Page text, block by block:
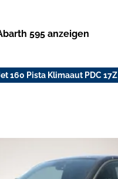
595 anzeigen
160 Pista Klimaaut PDC 17Z